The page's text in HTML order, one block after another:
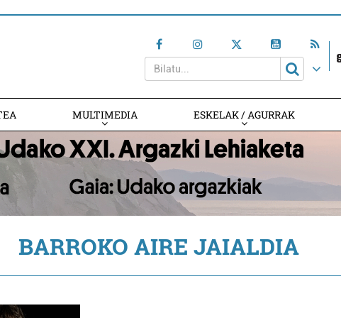
MULTIMEDIA ESKELAK / AGURRAK
BARROKO AIRE JAIALDIA